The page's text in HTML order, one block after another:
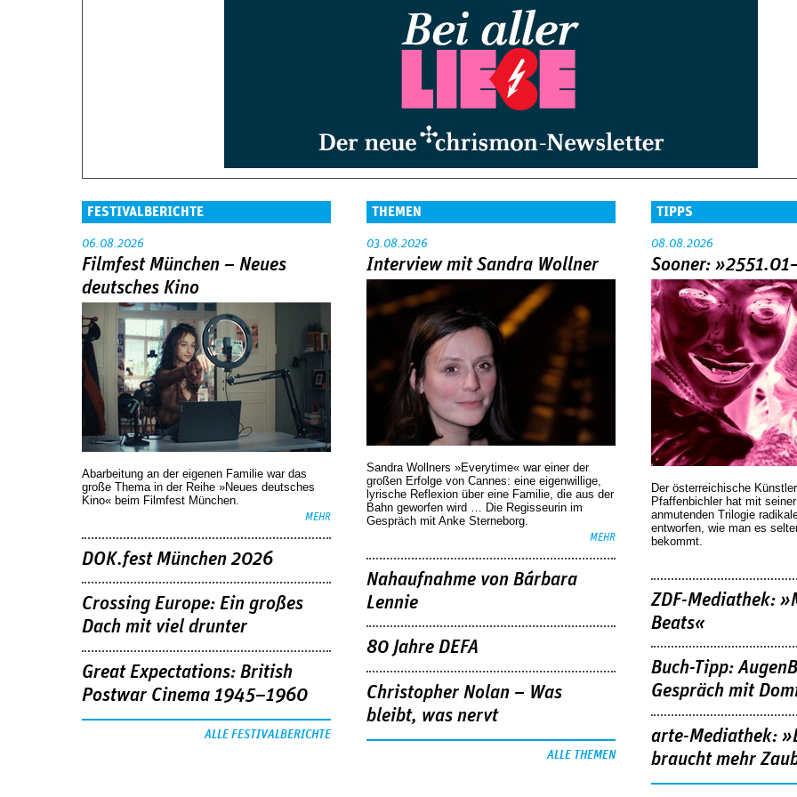
FESTIVALBERICHTE
06.08.2026
Filmfest München – Neues
deutsches Kino
Abarbeitung an der eigenen Familie war das
große Thema in der Reihe »Neues deutsches
Kino« beim Filmfest München.
MEHR
DOK.fest München 2026
Crossing Europe: Ein großes
Dach mit viel drunter
Great Expectations: British
Postwar Cinema 1945–1960
ALLE FESTIVALBERICHTE
THEMEN
03.08.2026
Interview mit Sandra Wollner
Sandra Wollners »Everytime« war einer der
großen Erfolge von Cannes: eine eigenwillige,
lyrische Reflexion über eine ­Familie, die aus der
Bahn geworfen wird … Die Regisseurin im
Gespräch mit Anke Sterneborg.
MEHR
Nahaufnahme von Bárbara
Lennie
80 Jahre DEFA
Christopher Nolan – Was
bleibt, was nervt
ALLE THEMEN
TIPPS
08.08.2026
Sooner:
Der österreichische
Pfaffenbichler hat mit
anmutenden Trilogie
entworfen, wie man es
bekommt.
ZDF-Mediathek:
Beats«
Buch-Tipp:
Gespräch mit
arte-Mediathek:
braucht mehr